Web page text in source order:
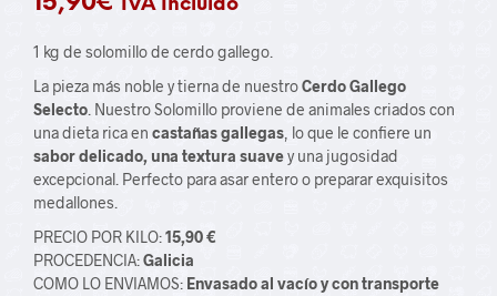
IVA Incluido
1 kg de solomillo de cerdo gallego.
La pieza más noble y tierna de nuestroCerdo Gallego
Selecto . Nuestro Solomillo proviene de animales criados con
una dieta rica en castañas gallegas , lo que le confiere un
sabor delicado, una textura suavey una jugosidad
excepcional. Perfecto para asar entero o preparar exquisitos
medallones.
PRECIO POR KILO:15,90 €
PROCEDENCIA:Galicia
COMO LO ENVIAMOS: Envasado al vacío y con transporte